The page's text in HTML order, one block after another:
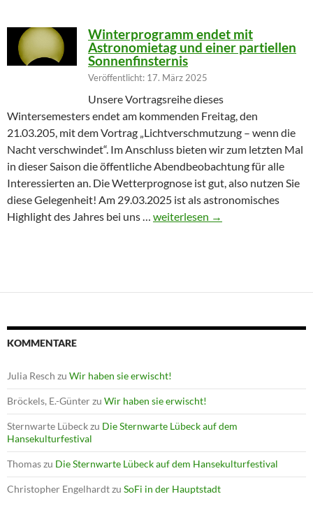
Winterprogramm endet mit
Astronomietag und einer partiellen
Sonnenfinsternis
Veröffentlicht: 17. März 2025
Unsere Vortragsreihe dieses
Wintersemesters endet am kommenden Freitag, den
21.03.205, mit dem Vortrag „Lichtverschmutzung – wenn die
Nacht verschwindet“. Im Anschluss bieten wir zum letzten Mal
in dieser Saison die öffentliche Abendbeobachtung für alle
Interessierten an. Die Wetterprognose ist gut, also nutzen Sie
diese Gelegenheit! Am 29.03.2025 ist als astronomisches
Highlight des Jahres bei uns … Winterprogramm endet mit
weiterlesen →
KOMMENTARE
Julia Resch zu Wir haben sie erwischt!
Bröckels, E.-Günterzu Wir haben sie erwischt!
Sternwarte Lübeckzu Die Sternwarte Lübeck auf dem
Hansekulturfestival
Thomaszu Die Sternwarte Lübeck auf dem Hansekulturfestival
Christopher Engelhardtzu SoFi in der Hauptstadt